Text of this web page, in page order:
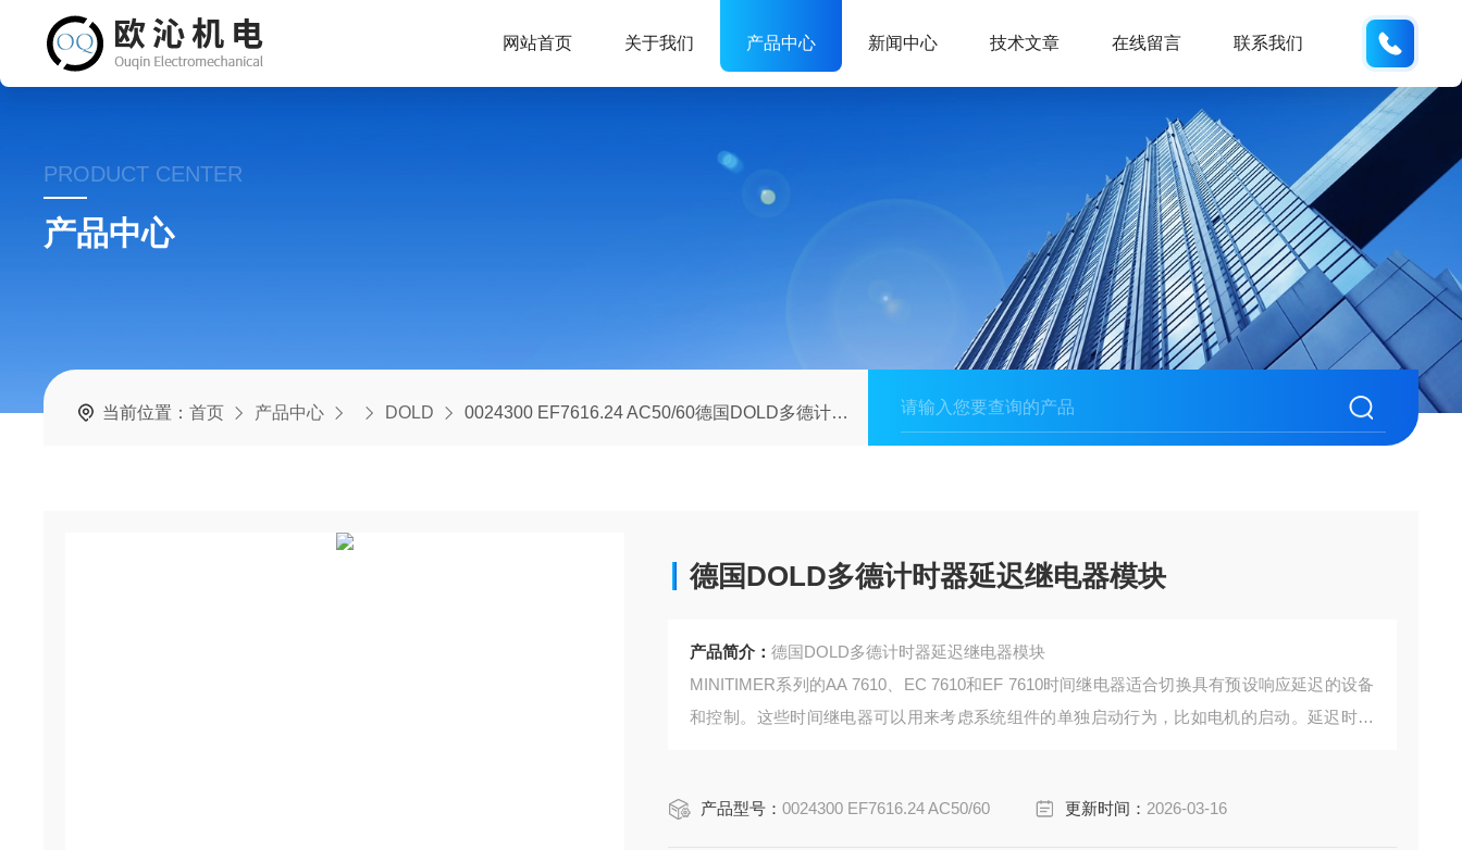
网站首页 关于我们 产品中心 新闻中心 技术文章 在线留言 联系我们
PRODUCT CENTER
产品中心
当前位置：首页 产品中心 DOLD 0024300 EF7616.24 AC50/60德国DOLD多德计时器延迟继电器模块
德国DOLD多德计时器延迟继电器模块
产品简介：德国DOLD多德计时器延迟继电器模块
MINITIMER系列的AA 7610、EC 7610和EF 7610时间继电器适合切换具有预设响应延迟的设备
和控制。这些时间继电器可以用来考虑系统组件的单独启动行为，比如电机的启动。延迟时间
产品型号：0024300 EF7616.24 AC50/60 更新时间： 2026-03-16